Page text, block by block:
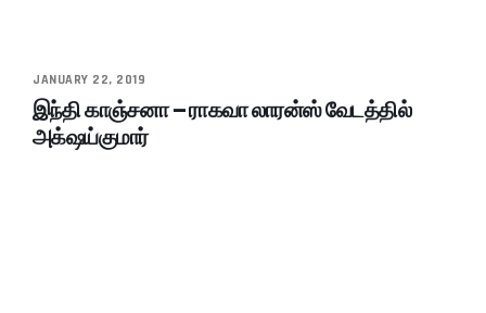
JANUARY 22, 2019
இந்தி காஞ்சனா – ராகவா லாரன்ஸ் வேடத்தில்
அக்‌ஷய்குமார்